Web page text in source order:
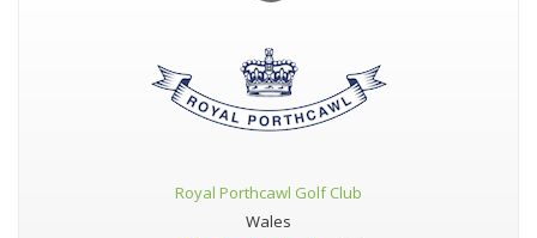
Royal Porthcawl Golf Club
Wales